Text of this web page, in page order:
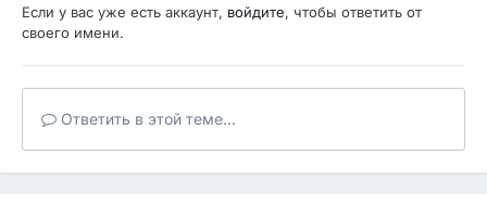
Если у вас уже есть аккаунт, войдите, чтобы ответить от
своего имени.
Ответить в этой теме...